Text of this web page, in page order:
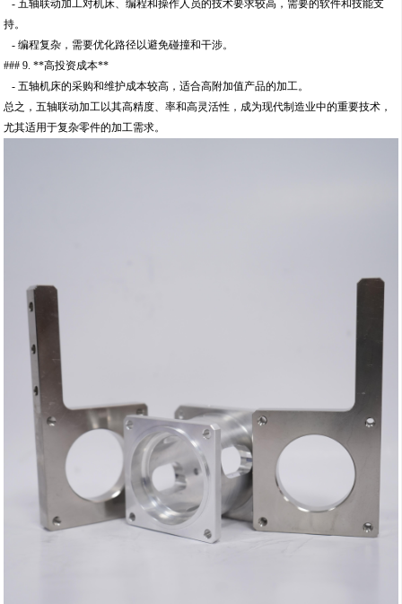
- 五轴联动加工对机床、编程和操作人员的技术要求较高，需要的软件和技能支
持。
- 编程复杂，需要优化路径以避免碰撞和干涉。
### 9. **高投资成本**
- 五轴机床的采购和维护成本较高，适合高附加值产品的加工。
总之，五轴联动加工以其高精度、率和高灵活性，成为现代制造业中的重要技术，
尤其适用于复杂零件的加工需求。